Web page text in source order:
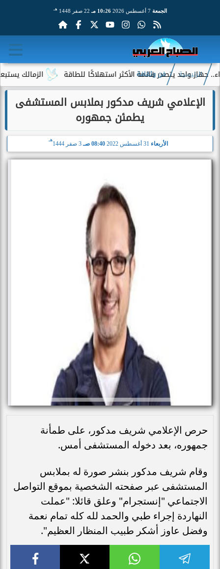
الجمعة 7 أغسطس 2026 10:26 مـ 22 صفر 1448 هـ
الزمالك يستبعد 4 لاعبين شباب من حساباته في الموسم الجديد واحد يتصدر قائمة الأكثر استهلاكًا للطاقة
الرئيسية فن وثقافة
الإعلامي شريف مدكور بملابس المستشفى
يطمئن جمهوره
الأربعاء 08:40 صـ 3 صفر 1444
هـ
حرص الإعلامي شريف مدكور، على طمأنة
جمهوره، بعد دخوله المستشفى أمس.
وقام شريف مدكور بنشر صورة له بملابس
المستشفى عبر صفحته الشخصية بموقع التواصل
الاجتماعي "إنستجرام" وعلق قائلا: "عملت
النهاردة إجراء طبي والحمد لله كله تمام نعمة
وفضل عاوز أشكر طبيب المنظار العظيم".